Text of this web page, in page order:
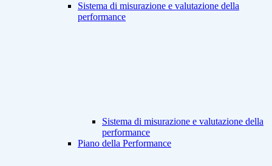
Sistema di misurazione e valutazione della
performance
Sistema di misurazione e valutazione della
performance
Piano della Performance